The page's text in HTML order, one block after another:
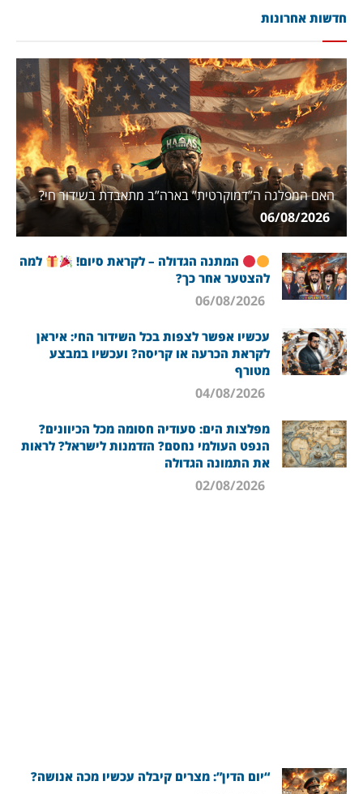
חדשות אחרונות
האם המפלגה ה”דמוקרטית” בארה”ב מתאבדת בשידור חי?
06/08/2026
המתנה הגדולה – לקראת סיום!
למה
להצטער אחר כך?
עכשיו אפשר לצפות בכל השידור החי: איראן
לקראת הכרעה או קריסה? ועכשיו במבצע
מטורף
מפלצות הים: סעודיה חסומה מכל הכיוונים?
הנפט העולמי נחסם? הזדמנות לישראל? לראות
את התמונה הגדולה
“יום הדין”: מצרים קיבלה עכשיו מכה אנושה?